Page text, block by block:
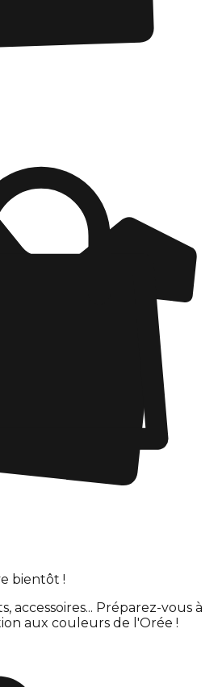
bientôt !
accessoires... Préparez-vous à
aux couleurs de l'Orée !